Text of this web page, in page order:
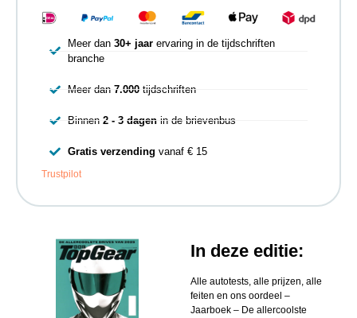
In deze editie:
Alle autotests, alle prijzen, alle
feiten en ons oordeel –
Jaarboek – De allercoolste
Meer dan 30+ jaarervaring in de tijdschriften
branche
Meer dan 7.000tijdschriften
Binnen 2 - 3 dagenin de brievenbus
Gratis verzending vanaf € 15
Trustpilot